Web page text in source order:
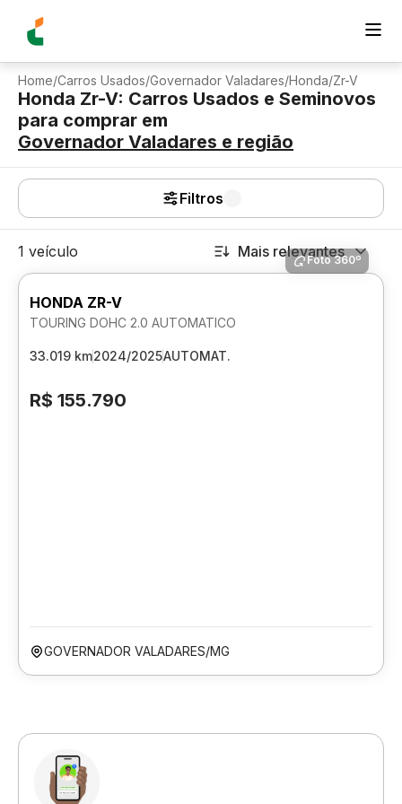
Home/Carros Usados/Governador Valadares/Honda/Zr-V
Honda Zr-V: Carros Usados e Seminovos
para comprar em
Governador Valadares e região
Filtros
1 veículo Mais relevantes
Foto 360º
HONDA ZR-V
TOURING DOHC 2.0 AUTOMATICO
33.019 km2024/2025AUTOMAT.
R$ 155.790
GOVERNADOR VALADARES/MG